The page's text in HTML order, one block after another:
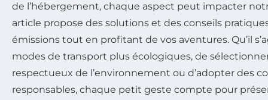
de l’hébergement, chaque aspect peut impacter
article propose des solutions et des conseils
émissions tout en profitant de vos aventures. Qu’il
modes de transport plus écologiques, de
respectueux de l’environnement ou d’adopter des
responsables, chaque petit geste compte pour